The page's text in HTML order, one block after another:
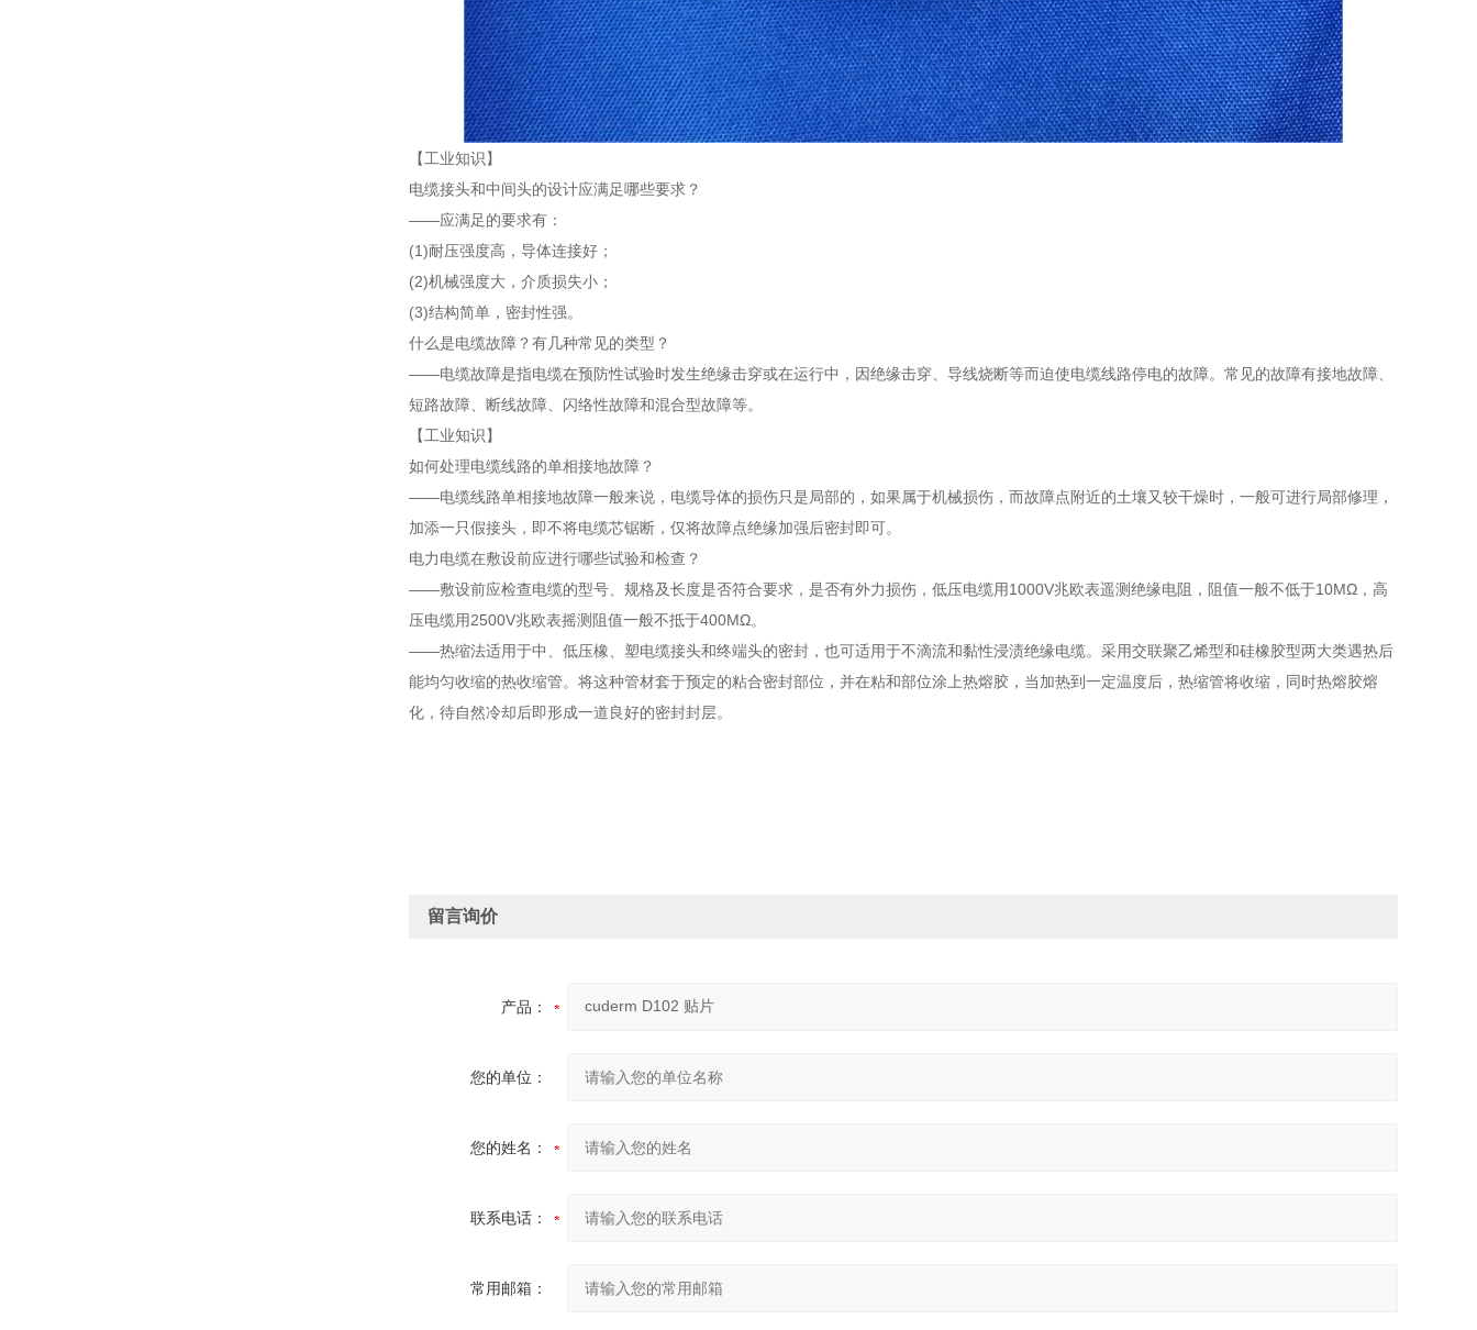
【工业知识】
电缆接头和中间头的设计应满足哪些要求？
——应满足的要求有：
(1)耐压强度高，导体连接好；
(2)机械强度大，介质损失小；
(3)结构简单，密封性强。
什么是电缆故障？有几种常见的类型？
——电缆故障是指电缆在预防性试验时发生绝缘击穿或在运行中，因绝缘击穿、导线烧断等而迫使电缆线路停电的故障。常见的故障有接地故障、
短路故障、断线故障、闪络性故障和混合型故障等。
【工业知识】
如何处理电缆线路的单相接地故障？
——电缆线路单相接地故障一般来说，电缆导体的损伤只是局部的，如果属于机械损伤，而故障点附近的土壤又较干燥时，一般可进行局部修理，
加添一只假接头，即不将电缆芯锯断，仅将故障点绝缘加强后密封即可。
电力电缆在敷设前应进行哪些试验和检查？
——敷设前应检查电缆的型号、规格及长度是否符合要求，是否有外力损伤，低压电缆用1000V兆欧表遥测绝缘电阻，阻值一般不低于10MΩ，高
压电缆用2500V兆欧表摇测阻值一般不抵于400MΩ。
——热缩法适用于中、低压橡、塑电缆接头和终端头的密封，也可适用于不滴流和黏性浸渍绝缘电缆。采用交联聚乙烯型和硅橡胶型两大类遇热后
能均匀收缩的热收缩管。将这种管材套于预定的粘合密封部位，并在粘和部位涂上热熔胶，当加热到一定温度后，热缩管将收缩，同时热熔胶熔
化，待自然冷却后即形成一道良好的密封封层。
留言询价
产品：
您的单位：
您的姓名：
联系电话：
常用邮箱：